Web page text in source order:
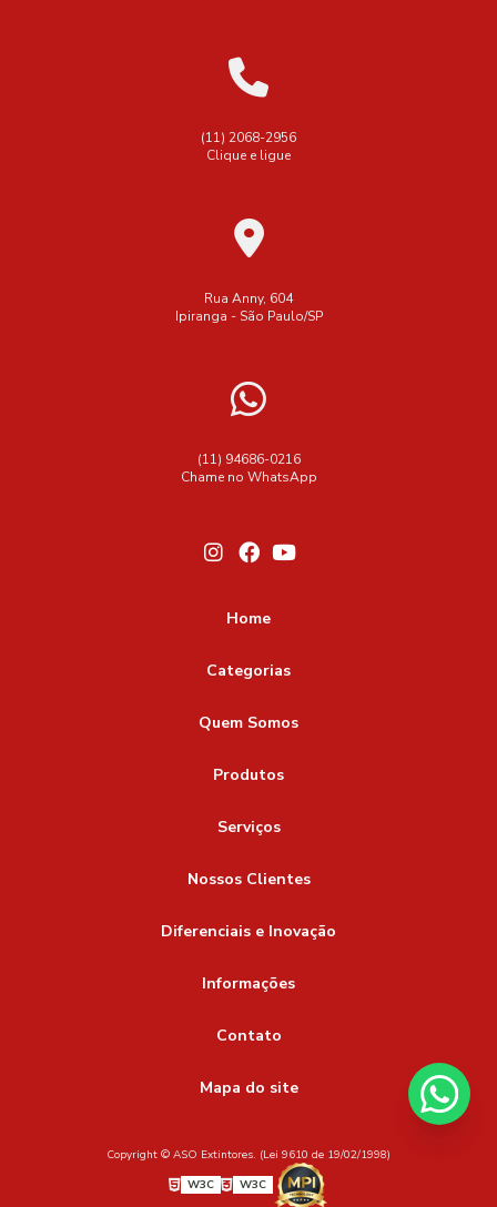
(11) 2068-2956
Clique e ligue
Rua Anny, 604
Ipiranga - São Paulo/SP
(11) 94686-0216
Chame no WhatsApp
Home
Categorias
Quem Somos
Produtos
Serviços
Nossos Clientes
Diferenciais e Inovação
Informações
Contato
Mapa do site
Copyright © ASO Extintores. (Lei 9610 de 19/02/1998)
W3C
W3C